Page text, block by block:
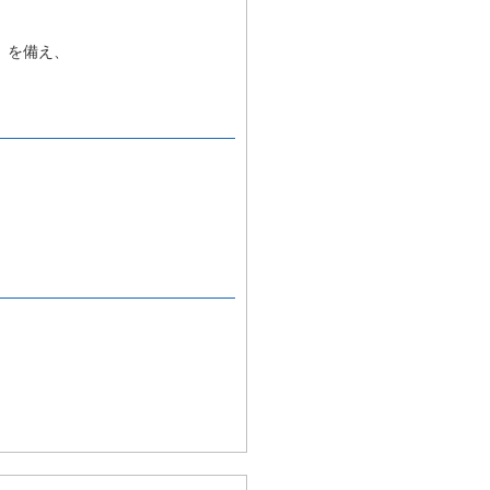
備え、